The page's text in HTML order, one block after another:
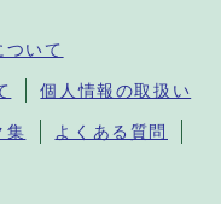
ついて
個人情報の取扱い
集 よくある質問